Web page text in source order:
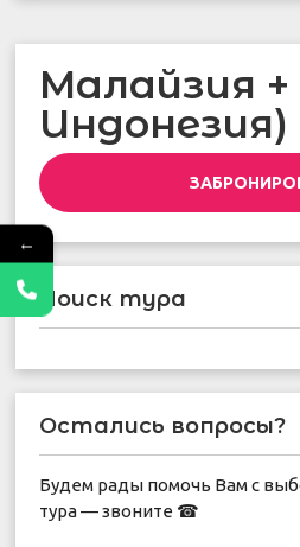
Малайзия +
Индонезия)
Поиск тура
Остались вопросы?
Будем рады помочь Вам с
тура — звоните ☎
←